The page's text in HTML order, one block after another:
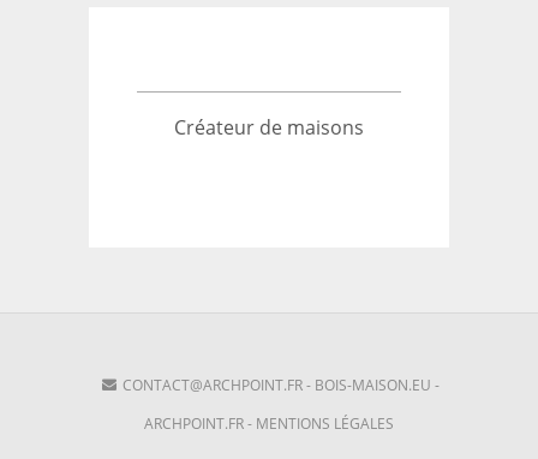
Créateur de maisons
CONTACT@ARCHPOINT.FR- BOIS-MAISON.EU -
ARCHPOINT.FR- MENTIONS LÉGALES